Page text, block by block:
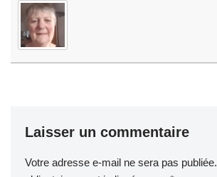
Laisser un commentaire
Votre adresse e-mail ne sera pas publiée.